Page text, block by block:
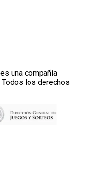
una compañía
los derechos